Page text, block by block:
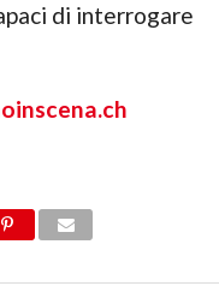
di interrogare